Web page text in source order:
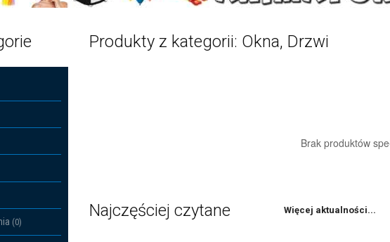
(0)
Produkty z kategorii: Okna, Drzwi
Brak produktów
Najczęściej czytane Więcej aktualności...